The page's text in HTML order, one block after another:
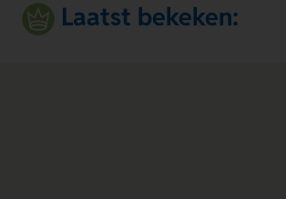
Laatst bekeken: